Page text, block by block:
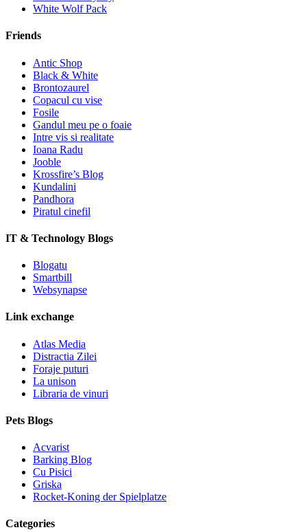
White Wolf Pack
Friends
Antic Shop
Black & White
Brontozaurel
Copacul cu vise
Fosile
Gandul meu pe o foaie
Intre vis si realitate
Ioana Radu
Jooble
Krossfire’s Blog
Kundalini
Pandhora
Piratul cinefil
IT & Technology Blogs
Blogatu
Smartbill
Websynapse
Link exchange
Atlas Media
Distractia Zilei
Foraje puturi
La unison
Libraria de vinuri
Pets Blogs
Acvarist
Barking Blog
Cu Pisici
Griska
Rocket-Koning der Spielplatze
Categories